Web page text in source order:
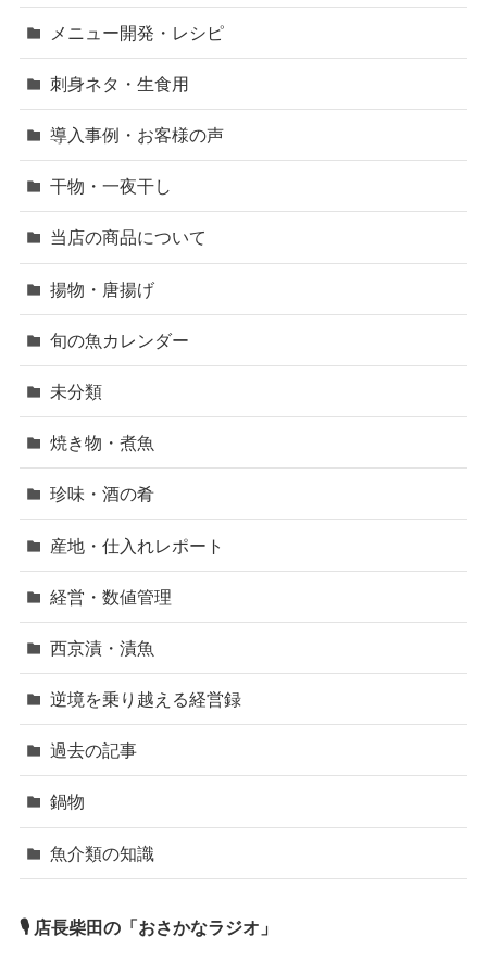
メニュー開発・レシピ
刺身ネタ・生食用
導入事例・お客様の声
干物・一夜干し
当店の商品について
揚物・唐揚げ
旬の魚カレンダー
未分類
焼き物・煮魚
珍味・酒の肴
産地・仕入れレポート
経営・数値管理
西京漬・漬魚
逆境を乗り越える経営録
過去の記事
鍋物
魚介類の知識
🎙 店長柴田の「おさかなラジオ」